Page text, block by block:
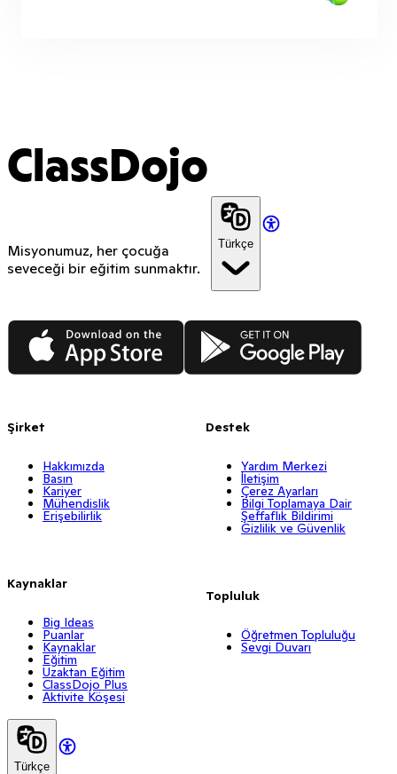
ClassDojo
Misyonumuz, her çocuğa
seveceği bir eğitim sunmaktır.
Türkçe
App Store Google Play
Şirket
Hakkımızda
Basın
Kariyer
Mühendislik
Erişebilirlik
Kaynaklar
Big Ideas
Puanlar
Kaynaklar
Eğitim
Uzaktan Eğitim
ClassDojo Plus
Aktivite Köşesi
Destek
Yardım Merkezi
İletişim
Çerez Ayarları
Bilgi Toplamaya Dair
Şeffaflık Bildirimi
Gizlilik ve Güvenlik
Topluluk
Öğretmen Topluluğu
Sevgi Duvarı
Türkçe